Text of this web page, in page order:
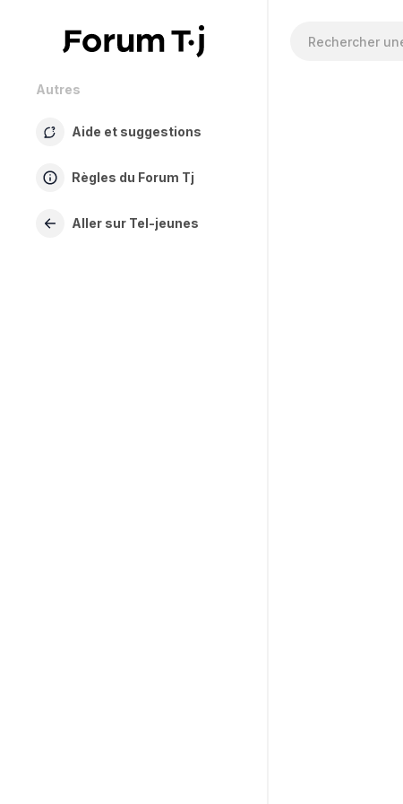
Autres
Aide et suggestions
Règles du Forum Tj
Aller sur Tel-jeunes